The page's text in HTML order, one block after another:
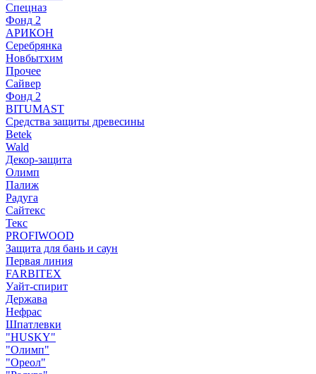
Спецназ
Фонд 2
АРИКОН
Серебрянка
Новбытхим
Прочее
Сайвер
Фонд 2
BITUMAST
Средства защиты древесины
Betek
Wald
Декор-защита
Олимп
Палиж
Радуга
Сайтекс
Текс
PROFIWOOD
Защита для бань и саун
Первая линия
FARBITEX
Уайт-спирит
Держава
Нефрас
Шпатлевки
"HUSKY"
"Олимп"
"Ореол"